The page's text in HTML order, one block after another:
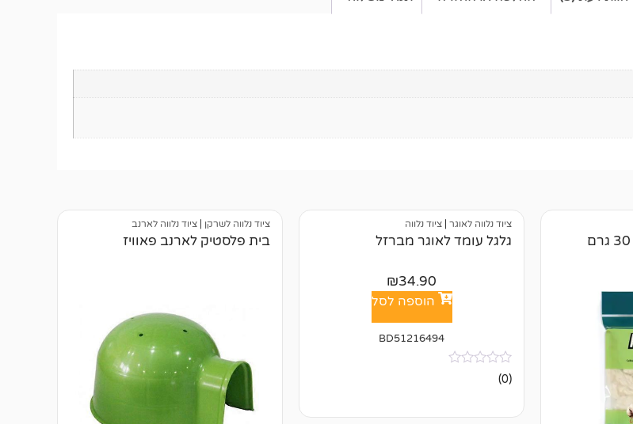
ציוד נלווה לאוגר ציוד נלווה
גלגל עומד לאוגר מברזל
₪34.90
הוספה לסל
BD51216494
אין
ביקורות
(0)
ציוד נלווה לשרקן ציוד נלווה לארנב
בית פלסטיק לארנב פאוויז